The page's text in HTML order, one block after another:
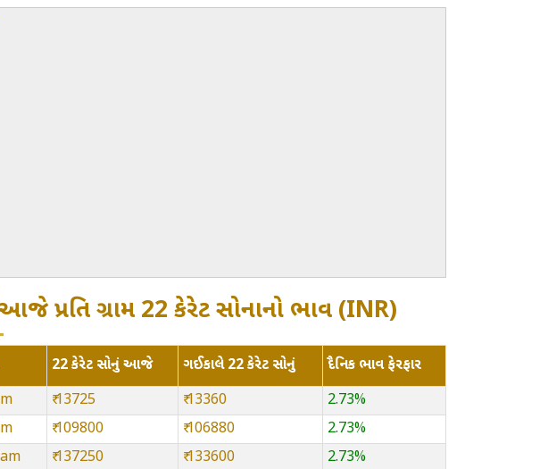
પ્રતિ ગ્રામ 22 કેરેટ સોનાનો ભાવ (INR)
22 કેરેટ સોનું આજે ગઈકાલે 22 કેરેટ સોનું
દૈનિક ભાવ ફેરફાર
₹ 13725 ₹ 13360
2.73%
₹ 109800 ₹ 106880
2.73%
₹ 137250 ₹ 133600
2.73%